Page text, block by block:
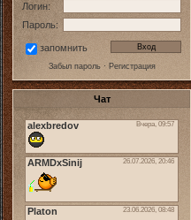
Логин:
Пароль:
запомнить
Забыл пароль· Регистрация
Чат